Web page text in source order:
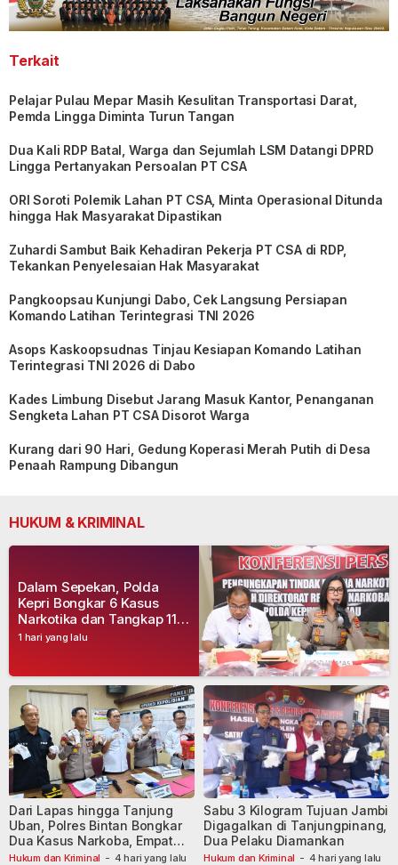
Terkait
Pelajar Pulau Mepar Masih Kesulitan Transportasi Darat,
Pemda Lingga Diminta Turun Tangan
Dua Kali RDP Batal, Warga dan Sejumlah LSM Datangi DPRD
Lingga Pertanyakan Persoalan PT CSA
ORI Soroti Polemik Lahan PT CSA, Minta Operasional Ditunda
hingga Hak Masyarakat Dipastikan
Zuhardi Sambut Baik Kehadiran Pekerja PT CSA di RDP,
Tekankan Penyelesaian Hak Masyarakat
Pangkoopsau Kunjungi Dabo, Cek Langsung Persiapan
Komando Latihan Terintegrasi TNI 2026
Asops Kaskoopsudnas Tinjau Kesiapan Komando Latihan
Terintegrasi TNI 2026 di Dabo
Kades Limbung Disebut Jarang Masuk Kantor, Penanganan
Sengketa Lahan PT CSA Disorot Warga
Kurang dari 90 Hari, Gedung Koperasi Merah Putih di Desa
Penaah Rampung Dibangun
HUKUM & KRIMINAL
1 hari yang lalu
Dalam Sepekan, Polda
Kepri Bongkar 6 Kasus
Narkotika dan Tangkap 11
Tersangka
Hukum dan Kriminal - 4 hari yang lalu
Dari Lapas hingga Tanjung
Uban, Polres Bintan Bongkar
Dua Kasus Narkoba, Empat
Tersangka Dibekuk
Hukum dan Kriminal - 4 hari yang lalu
Sabu 3 Kilogram Tujuan Jambi
Digagalkan di Tanjungpinang,
Dua Pelaku Diamankan